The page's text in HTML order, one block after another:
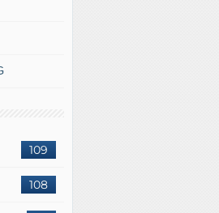
109
108